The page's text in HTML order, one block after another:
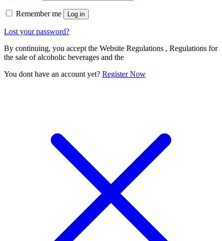
Remember me Log in
Lost your password?
By continuing, you accept the Website Regulations , Regulations for
the sale of alcoholic beverages and the
You dont have an account yet? Register Now